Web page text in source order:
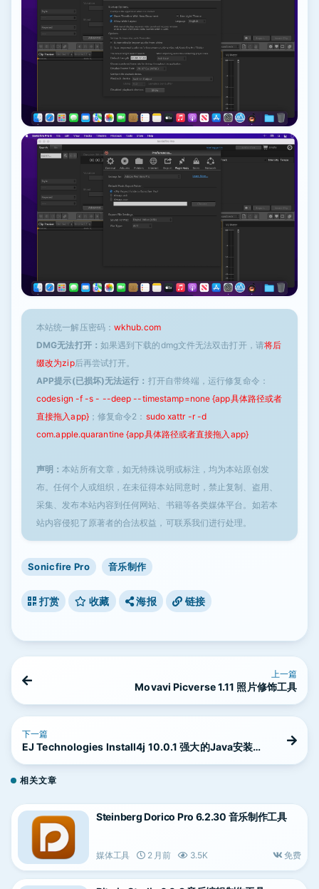
本站统一解压密码： wkhub.com
DMG无法打开： 如果遇到下载的dmg文件无法双击打开，请将后
缀改为zip后再尝试打开。
APP提示(已损坏)无法运行： 打开自带终端，运行修复命令：
codesign -f -s - --deep --timestamp=none {app具体路径或者
直接拖入app}；修复命令2： sudo xattr -r -d
com.apple.quarantine {app具体路径或者直接拖入app}
声明：本站所有文章，如无特殊说明或标注，均为本站原创发
布。任何个人或组织，在未征得本站同意时，禁止复制、盗用、
采集、发布本站内容到任何网站、书籍等各类媒体平台。如若本
站内容侵犯了原著者的合法权益，可联系我们进行处理。
Sonicfire Pro 音乐制作
打赏 收藏 海报 链接
上一篇
Movavi Picverse 1.11 照片修饰工具
下一篇
EJ Technologies Install4j 10.0.1 强大的Java安装程
相关文章
Steinberg Dorico Pro 6.2.30 音乐制作工具
媒体工具 2 月前 3.5K 免费